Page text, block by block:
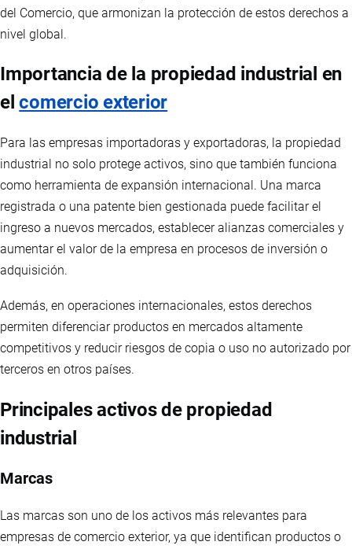
del Comercio, que armonizan la protección de estos derechos a
nivel global.
Importancia de la propiedad industrial en
elcomercio exterior
Para las empresas importadoras y exportadoras, la propiedad
industrial no solo protege activos, sino que también funciona
como herramienta de expansión internacional. Una marca
registrada o una patente bien gestionada puede facilitar el
ingreso a nuevos mercados, establecer alianzas comerciales y
aumentar el valor de la empresa en procesos de inversión o
adquisición.
Además, en operaciones internacionales, estos derechos
permiten diferenciar productos en mercados altamente
competitivos y reducir riesgos de copia o uso no autorizado por
terceros en otros países.
Principales activos de propiedad
industrial
Marcas
Las marcas son uno de los activos más relevantes para
empresas de comercio exterior, ya que identifican productos o